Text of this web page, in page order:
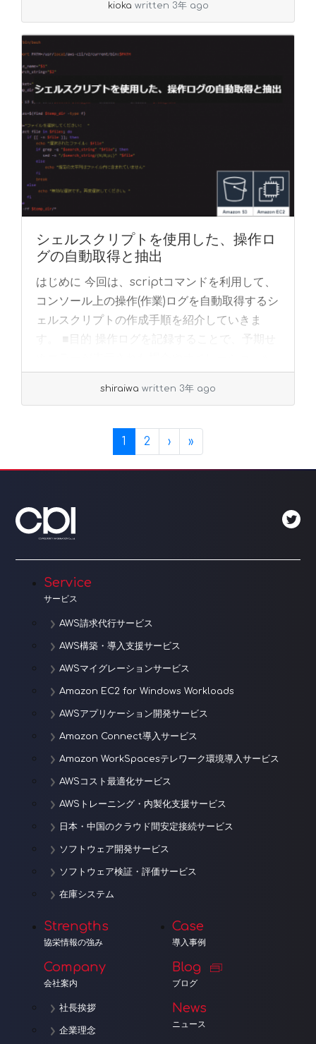
kioka written 3年 ago
シェルスクリプトを使用した、操作ロ
グの自動取得と抽出
はじめに 今回は、scriptコマンドを利用して、
コンソール上の操作(作業)ログを自動取得するシ
ェルスクリプトの作成手順を紹介していきま
す。 ■目的 操作ログを記録することで、予期せ
shiraiwa written 3年 ago
Current Page
1 Page
2 › »
Service
サービス
AWS請求代行サービス
AWS構築・導入支援サービス
AWSマイグレーションサービス
Amazon EC2 for Windows Workloads
AWSアプリケーション開発サービス
Amazon Connect導入サービス
Amazon WorkSpacesテレワーク環境導入サービス
AWSコスト最適化サービス
AWSトレーニング・内製化支援サービス
日本・中国のクラウド間安定接続サービス
ソフトウェア開発サービス
ソフトウェア検証・評価サービス
在庫システム
Strengths
協栄情報の強み
Company
会社案内
社長挨拶
企業理念
Case
導入事例
Blog
ブログ
News
ニュース